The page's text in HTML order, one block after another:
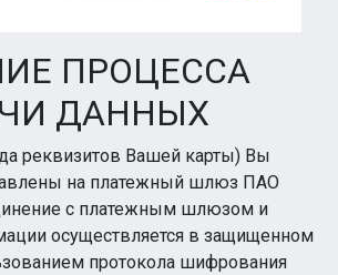
ПРОЦЕССА
ДАННЫХ
реквизитов Вашей карты) Вы
на платежный шлюз ПАО
с платежным шлюзом и
осуществляется в защищенном
протокола шифрования